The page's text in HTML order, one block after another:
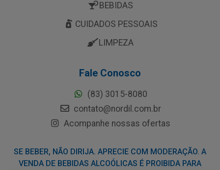
BEBIDAS
CUIDADOS PESSOAIS
LIMPEZA
Fale Conosco
(83) 3015-8080
contato@nordil.com.br
Acompanhe nossas ofertas
SE BEBER, NÃO DIRIJA. APRECIE COM MODERAÇÃO. A
VENDA DE BEBIDAS ALCOÓLICAS É PROIBIDA PARA